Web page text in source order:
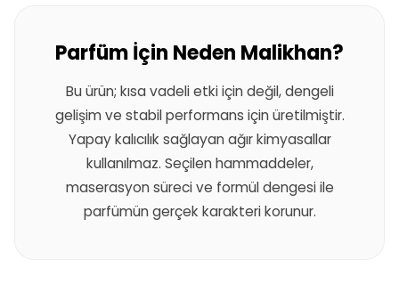
Parfüm İçin Neden Malikhan?
Bu ürün; kısa vadeli etki için değil, dengeli
gelişim ve stabil performans için üretilmiştir.
Yapay kalıcılık sağlayan ağır kimyasallar
kullanılmaz. Seçilen hammaddeler,
maserasyon süreci ve formül dengesi ile
parfümün gerçek karakteri korunur.